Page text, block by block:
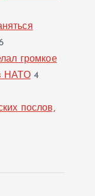
громкое
НАТО 4
послов,